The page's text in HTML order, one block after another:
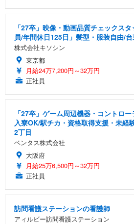
「27卒」映像・動画品質チェックス
員/年間休日125日」髪型・服装自由/
株式会社キソシン
東京都
月給24万7,200円～32万円
正社員
「27卒」ゲーム周辺機器・コントロ
入寮OK/駅チカ・資格取得支援・未経
2丁目
ベンタス株式会社
大阪府
月給25万6,500円～32万円
正社員
訪問看護ステーションの看護師
アィルビー訪問看護ステーション